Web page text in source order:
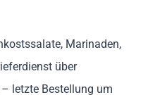
Marinaden,
über
letzte Bestellung um